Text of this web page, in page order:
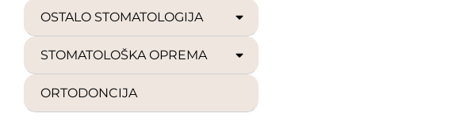
OSTALO STOMATOLOGIJA
STOMATOLOŠKA OPREMA
ORTODONCIJA